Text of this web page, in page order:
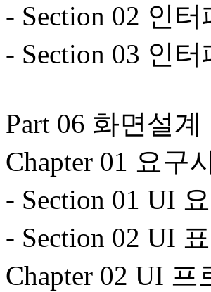
- Section 02 인
- Section 03 인
Part 06 화면설계
Chapter 01 요구
- Section 01 UI
- Section 02 UI
Chapter 02 UI 프